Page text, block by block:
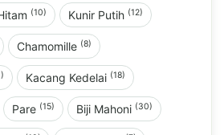
(10) Kunir Putih (12)
Chamomille (8)
Kacang Kedelai (18)
Pare (15) Biji Mahoni (30)